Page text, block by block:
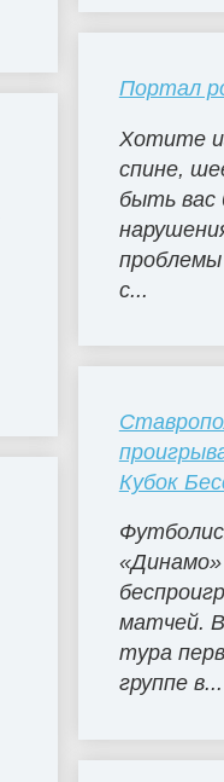
Портал
Хотите
спине,
быть вас
с...
Кубок
матчей.
тура
группе в...